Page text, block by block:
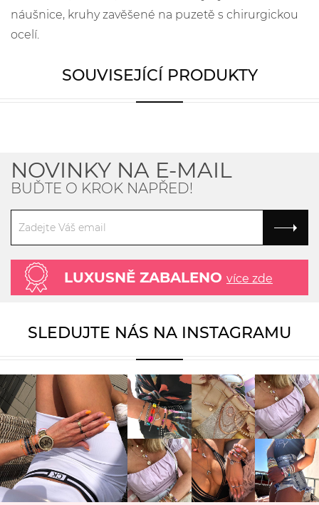
náušnice, kruhy zavěšené na puzetě s chirurgickou
ocelí.
SOUVISEJÍCÍ PRODUKTY
NOVINKY NA E-MAIL
BUĎTE O KROK NAPŘED!
LUXUSNĚ ZABALENO více zde
SLEDUJTE NÁS NA INSTAGRAMU